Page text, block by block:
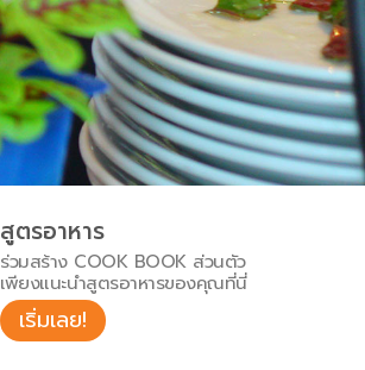
สูตรอาหาร
ร่วมสร้าง COOK BOOK ส่วนตัว
เพียงแนะนำสูตรอาหารของคุณที่นี่
เริ่มเลย!